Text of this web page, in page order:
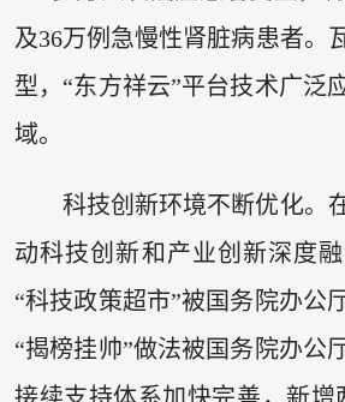
及36万例急慢性肾脏病患者。
型，“东方祥云”平台技术广泛
域。
科技创新环境不断优化。
动科技创新和产业创新深度融
“科技政策超市”被国务院办公
“揭榜挂帅”做法被国务院办公